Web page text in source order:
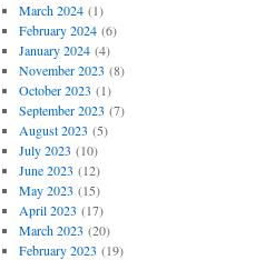
March 2024(1)
February 2024(6)
January 2024(4)
November 2023 (8)
October 2023 (1)
September 2023 (7)
August 2023 (5)
July 2023 (10)
June 2023 (12)
May 2023 (15)
April 2023 (17)
March 2023 (20)
February 2023 (19)